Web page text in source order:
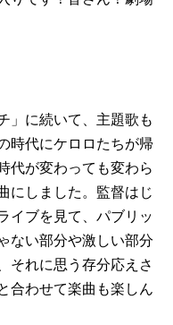
」に続いて、主題歌も
時代にケロロたちが帰
代が変わっても変わら
にしました。監督はじ
イブを見て、パブリッ
ない部分や激しい部分
それに思う存分応えさ
合わせて楽曲も楽しん